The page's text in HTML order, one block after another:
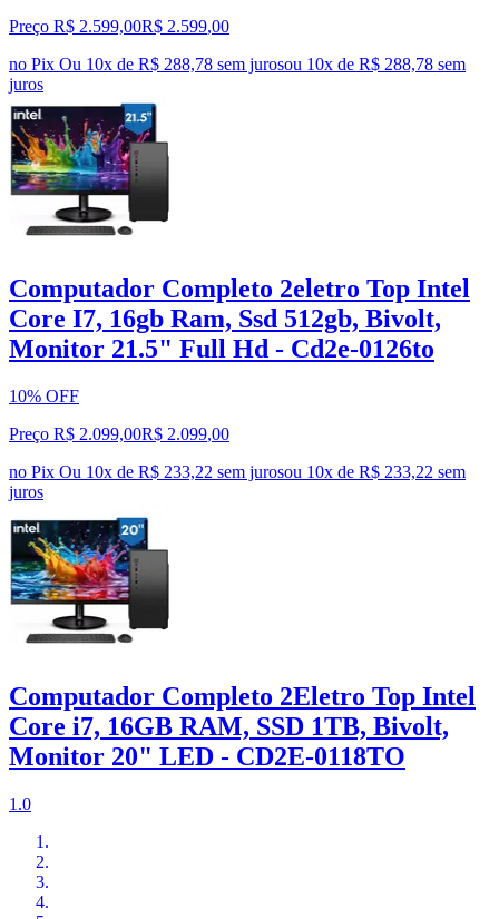
Preço R$ 2.599,00R$ 2.599,00
no Pix Ou 10x de R$ 288,78 sem jurosou 10x de R$ 288,78 sem
juros
Computador Completo 2eletro Top Intel
Core I7, 16gb Ram, Ssd 512gb, Bivolt,
Monitor 21.5" Full Hd - Cd2e-0126to
10% OFF
Preço R$ 2.099,00R$ 2.099,00
no Pix Ou 10x de R$ 233,22 sem jurosou 10x de R$ 233,22 sem
juros
Computador Completo 2Eletro Top Intel
Core i7, 16GB RAM, SSD 1TB, Bivolt,
Monitor 20" LED - CD2E-0118TO
1.0